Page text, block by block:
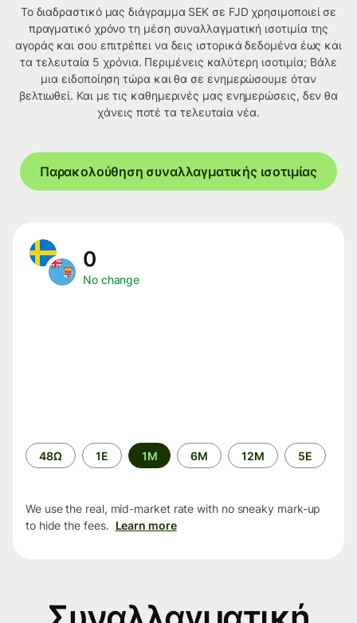
Το διαδραστικό μας διάγραμμα SEK σε FJD χρησιμοποιεί σε
πραγματικό χρόνο τη μέση συναλλαγματική ισοτιμία της
αγοράς και σου επιτρέπει να δεις ιστορικά δεδομένα έως και
τα τελευταία 5 χρόνια. Περιμένεις καλύτερη ισοτιμία; Βάλε
μια ειδοποίηση τώρα και θα σε ενημερώσουμε όταν
βελτιωθεί. Και με τις καθημερινές μας ενημερώσεις, δεν θα
χάνεις ποτέ τα τελευταία νέα.
Παρακολούθηση συναλλαγματικής ισοτιμίας
0
No change
Time
period
48Ω 1Ε 1M 6M 12M 5Ε
We use the real, mid-market rate with no sneaky mark-up
to hide the fees. Learn more